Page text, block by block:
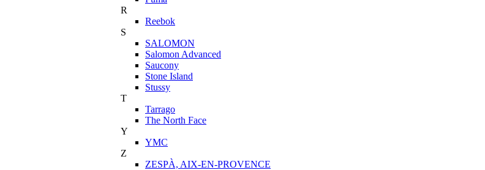
R
Reebok
S
SALOMON
Salomon Advanced
Saucony
Stone Island
Stussy
T
Tarrago
The North Face
Y
YMC
Z
ZESPÀ, AIX-EN-PROVENCE